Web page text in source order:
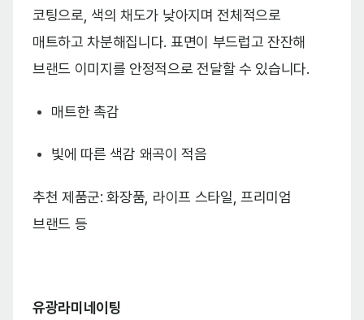
코팅으로, 색의 채도가 낮아지며 전체적으로
매트하고 차분해집니다. 표면이 부드럽고 잔잔해
브랜드 이미지를 안정적으로 전달할 수 있습니다.
매트한 촉감
빛에 따른 색감 왜곡이 적음
추천 제품군: 화장품, 라이프 스타일, 프리미엄
브랜드 등
유광라미네이팅